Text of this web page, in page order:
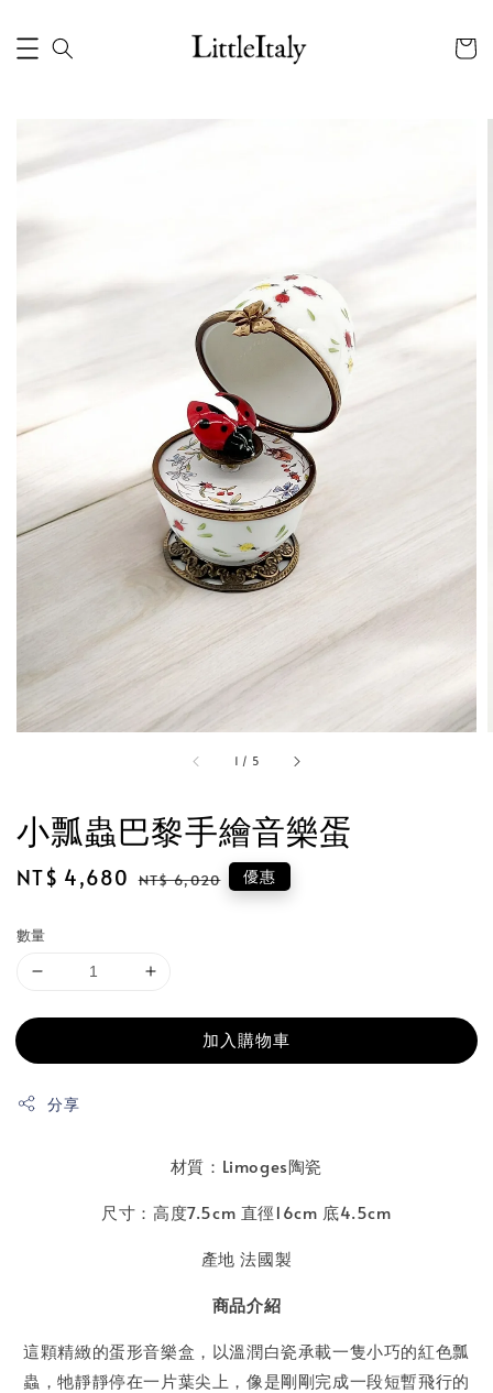
1 / 5
小瓢蟲巴黎手繪音樂蛋
Sale
NT$ 4,680 Regular
NT$ 6,020 優惠
數量
加入購物車
分享
材質：Limoges陶瓷
尺寸：高度7.5cm 直徑16cm 底4.5cm
產地 法國製
商品介紹
這顆精緻的蛋形音樂盒，以溫潤白瓷承載一隻小巧的紅色瓢
蟲，牠靜靜停在一片葉尖上，像是剛剛完成一段短暫飛行的